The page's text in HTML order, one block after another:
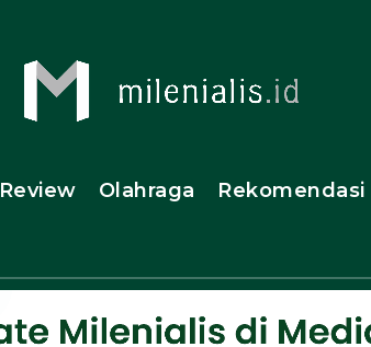
Review Olahraga Rekomendasi